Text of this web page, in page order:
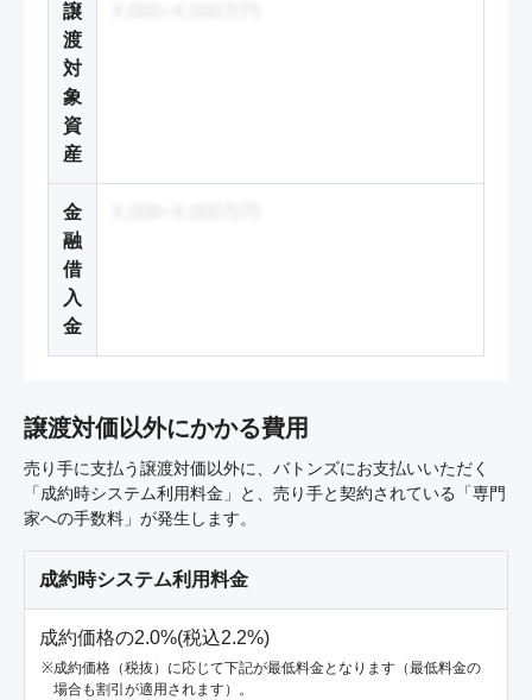
譲
渡
対
象
資
産
金
融
借
入
金
譲渡対価以外にかかる費用
売り手に支払う譲渡対価以外に、バトンズにお支払いいただく
「成約時システム利用料金」と、売り手と契約されている「専門
家への手数料」が発生します。
成約時システム利用料金
成約価格の2.0%(税込2.2%)
成約価格（税抜）に応じて下記が最低料金となります（最低料金の
場合も割引が適用されます）。